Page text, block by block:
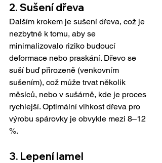
2. Sušení dřeva
Dalším krokem je sušení dřeva, což je
nezbytné k tomu, aby se
minimalizovalo riziko budoucí
deformace nebo praskání. Dřevo se
suší buď přirozeně (venkovním
sušením), což může trvat několik
měsíců, nebo v sušárně, kde je proces
rychlejší. Optimální vlhkost dřeva pro
výrobu spárovky je obvykle mezi 8–12
%.
3. Lepení lamel